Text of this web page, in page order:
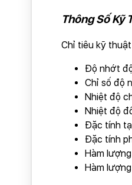
Thông Số Kỹ
Chỉ tiêu kỹ
Độ nhớt
Chỉ số độ
Nhiệt độ
Nhiệt độ
Đặc tính
Đặc tính
Hàm
Hàm